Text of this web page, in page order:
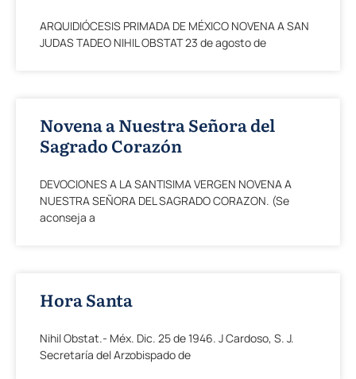
ARQUIDIÓCESIS PRIMADA DE MÉXICO NOVENA A SAN
JUDAS TADEO NIHIL OBSTAT 23 de agosto de
Novena a Nuestra Señora del
Sagrado Corazón
DEVOCIONES A LA SANTISIMA VERGEN NOVENA A
NUESTRA SEÑORA DEL SAGRADO CORAZON. (Se
aconseja a
Hora Santa
Nihil Obstat.- Méx. Dic. 25 de 1946. J Cardoso, S. J.
Secretaría del Arzobispado de